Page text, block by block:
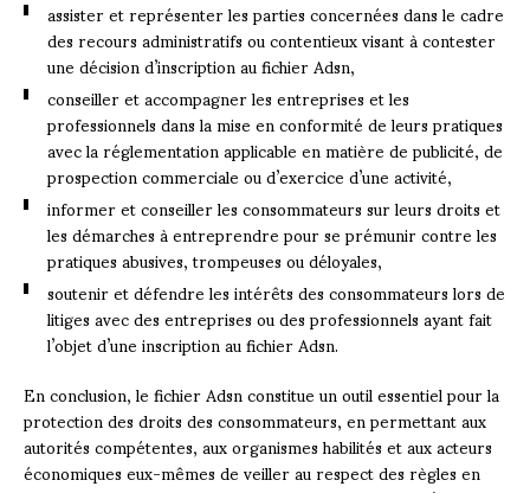
assister et représenter les parties concernées dans le cadre
des recours administratifs ou contentieux visant à contester
une décision d’inscription au fichier Adsn,
conseiller et accompagner les entreprises et les
professionnels dans la mise en conformité de leurs pratiques
avec la réglementation applicable en matière de publicité, de
prospection commerciale ou d’exercice d’une activité,
informer et conseiller les consommateurs sur leurs droits et
les démarches à entreprendre pour se prémunir contre les
pratiques abusives, trompeuses ou déloyales,
soutenir et défendre les intérêts des consommateurs lors de
litiges avec des entreprises ou des professionnels ayant fait
l’objet d’une inscription au fichier Adsn.
En conclusion, le fichier Adsn constitue un outil essentiel pour la
protection des droits des consommateurs, en permettant aux
autorités compétentes, aux organismes habilités et aux acteurs
économiques eux-mêmes de veiller au respect des règles en